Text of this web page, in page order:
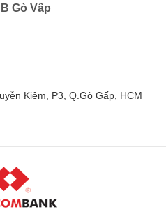
Gò Vấp
Kiệm, P3, Q.Gò Gấp, HCM